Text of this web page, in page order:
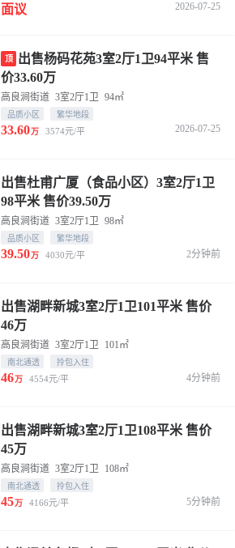
面议 2026-07-25
顶
出售杨码花苑3室2厅1卫94平米 售
价33.60万
高良涧街道 3室2厅1卫 94㎡
品质小区 繁华地段
33.60万 3574元/平 2026-07-25
出售杜甫广厦（食品小区）3室2厅1卫
98平米 售价39.50万
高良涧街道 3室2厅1卫 98㎡
品质小区 繁华地段
39.50万 4030元/平 2分钟前
出售湖畔新城3室2厅1卫101平米 售价
46万
高良涧街道 3室2厅1卫 101㎡
南北通透 拎包入住
46万 4554元/平 4分钟前
出售湖畔新城3室2厅1卫108平米 售价
45万
高良涧街道 3室2厅1卫 108㎡
南北通透 拎包入住
45万 4166元/平 5分钟前